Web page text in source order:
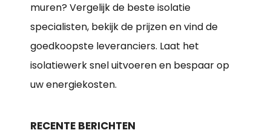
muren? Vergelijk de beste isolatie
specialisten, bekijk de prijzen en vind de
goedkoopste leveranciers. Laat het
isolatiewerk snel uitvoeren en bespaar op
uw energiekosten.
RECENTE BERICHTEN